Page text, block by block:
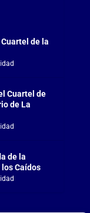
de la
Cuartel de
de La
de la
Caídos